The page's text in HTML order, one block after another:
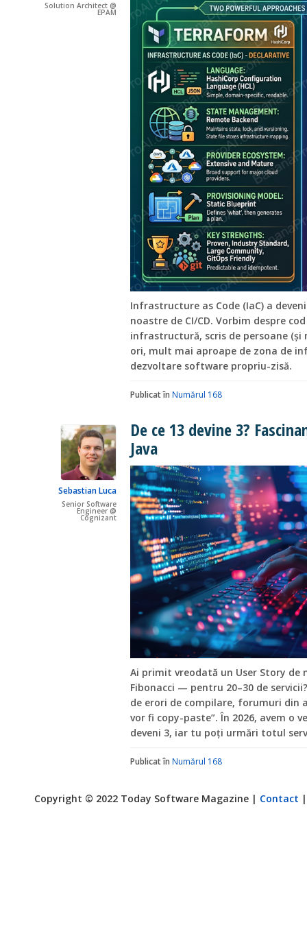
Solution Architect @
EPAM
Infrastructure as Code (IaC) a
noastre de CI/CD. Vorbim despre
infrastructură, scris de persoane (și
ori, mult mai aproape de zona de
dezvoltare software propriu-zisă.
Publicat în Numărul 168
Sebastian Luca
Senior Software
Engineer @
Cognizant
De ce 13 devine 3?
Java
Ai primit vreodată un User Story de
Fibonacci — pentru 20–30 de
de erori de compilare, forumuri din
vor fi copy-paste”. În 2026, avem o
deveni 3, iar tu poți urmări totul
Publicat în Numărul 168
Copyright © 2022 Today Software Magazine | Contact